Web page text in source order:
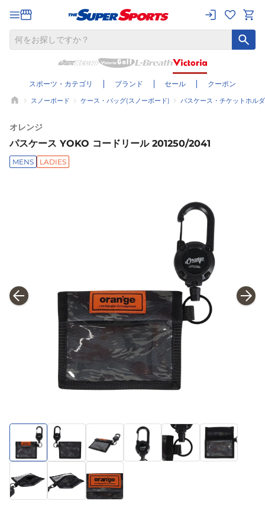
スポーツ・カテゴリ ブランド セール クーポン
スノーボード ケース・バッグ(スノーボード) パスケース・チケットホル
オレンジ
パスケース YOKO コードリール 201250/2041
MENS LADIES